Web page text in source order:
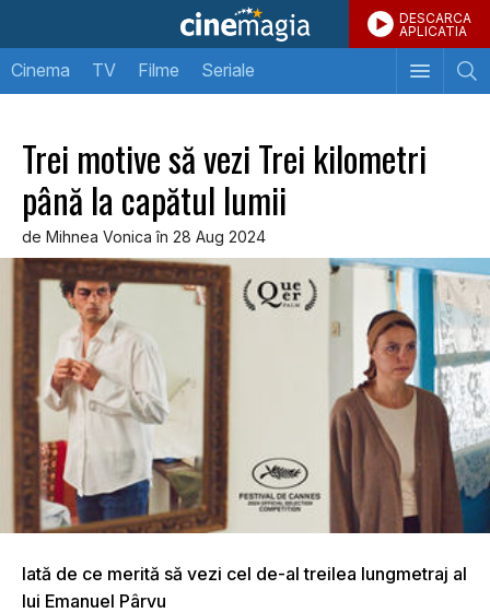
DESCARCA
APLICATIA
Cinema TV Filme Seriale
Trei motive să vezi Trei kilometri
până la capătul lumii
de Mihnea Vonica în 28 Aug 2024
Iată de ce merită să vezi cel de-al treilea lungmetraj al
lui Emanuel Pârvu